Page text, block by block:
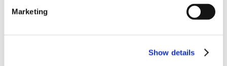
Marketing
Show details